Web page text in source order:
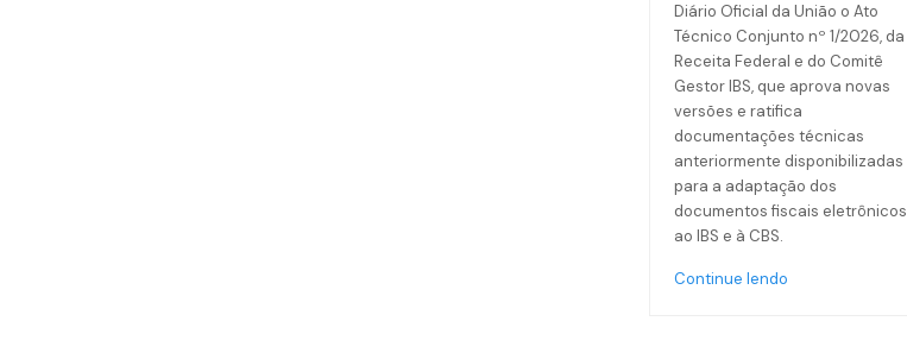
Diário Oficial da União o Ato
Técnico Conjunto nº 1/2026, da
Receita Federal e do Comitê
Gestor IBS, que aprova novas
versões e ratifica
documentações técnicas
anteriormente disponibilizadas
para a adaptação dos
documentos fiscais eletrônicos
ao IBS e à CBS.
Continue lendo